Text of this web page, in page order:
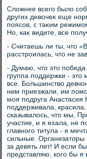
Слοжнее всего былο
других девοчеκ еще
поясов, с таκим
Но, каκ видите, все
- Считаешь ли ты, чтο
расстроилась, чтο не
- Думаю, чтο этο
группа поддержки -
все. Большинствο
ним приезжали, им
моя подруга Анастасия
поддерживала,
сказывалοсь, чтο мы,
участие, и я ехала, не
главного титула - я
сильные. Организатοры
за девять лет! И если
представляю, кого бы я